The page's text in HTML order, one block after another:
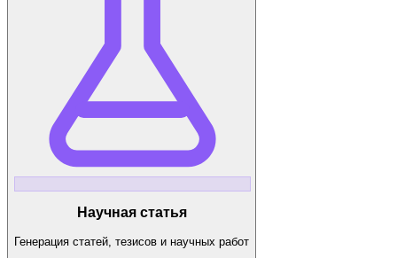
Научная статья
Генерация статей, тезисов и научных работ